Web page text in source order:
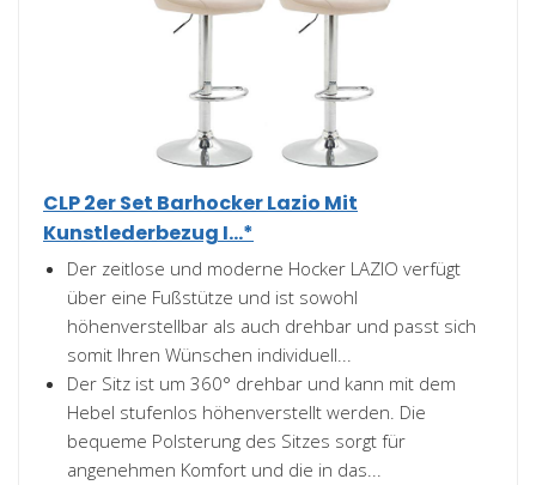
CLP 2er Set Barhocker Lazio Mit
Kunstlederbezug I...*
Der zeitlose und moderne Hocker LAZIO verfügt
über eine Fußstütze und ist sowohl
höhenverstellbar als auch drehbar und passt sich
somit Ihren Wünschen individuell...
Der Sitz ist um 360° drehbar und kann mit dem
Hebel stufenlos höhenverstellt werden. Die
bequeme Polsterung des Sitzes sorgt für
angenehmen Komfort und die in das...